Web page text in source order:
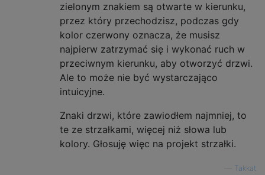
zielonym znakiem są otwarte w kierunku,
przez który przechodzisz, podczas gdy
kolor czerwony oznacza, że ​​musisz
najpierw zatrzymać się i wykonać ruch w
przeciwnym kierunku, aby otworzyć drzwi.
Ale to może nie być wystarczająco
intuicyjne.
Znaki drzwi, które zawiodłem najmniej, to
te ze strzałkami, więcej niż słowa lub
kolory. Głosuję więc na projekt strzałki.
Takkat